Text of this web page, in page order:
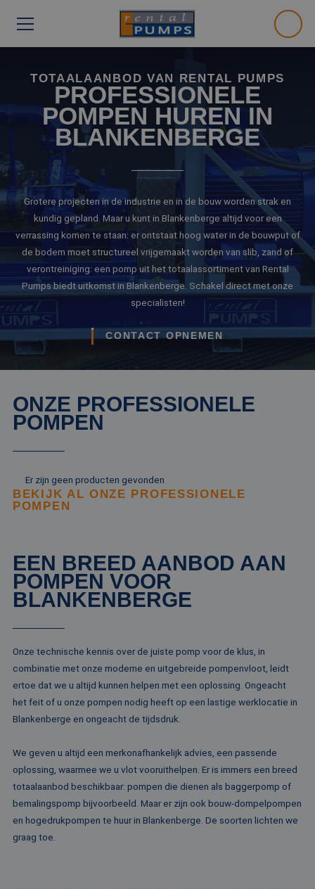
TOTAALAANBOD VAN RENTAL PUMPS
PROFESSIONELE
POMPEN HUREN IN
BLANKENBERGE
Grotere projecten in de industrie en in de bouw worden strak en
kundig gepland. Maar u kunt in Blankenberge altijd voor een
verrassing komen te staan: er ontstaat hoog water in de bouwput of
de bodem moet structureel vrijgemaakt worden van slib, zand of
verontreiniging: een pomp uit het totaalassortiment van Rental
Pumps biedt uitkomst in Blankenberge. Schakel direct met onze
specialisten!
CONTACT OPNEMEN
ONZE PROFESSIONELE
POMPEN
Er zijn geen producten gevonden
BEKIJK AL ONZE PROFESSIONELE
POMPEN
EEN BREED AANBOD AAN
POMPEN VOOR
BLANKENBERGE
Onze technische kennis over de juiste pomp voor de klus, in
combinatie met onze moderne en uitgebreide pompenvloot, leidt
ertoe dat we u altijd kunnen helpen met een oplossing. Ongeacht
het feit of u onze pompen nodig heeft op een lastige werklocatie in
Blankenberge en ongeacht de tijdsdruk.
We geven u altijd een merkonafhankelijk advies, een passende
oplossing, waarmee we u vlot vooruithelpen. Er is immers een breed
totaalaanbod beschikbaar: pompen die dienen als baggerpomp of
bemalingspomp bijvoorbeeld. Maar er zijn ook bouw-dompelpompen
en hogedrukpompen te huur in Blankenberge. De soorten lichten we
graag toe.